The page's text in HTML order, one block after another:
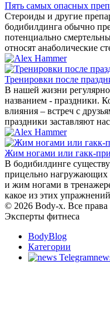
Пять самых опасных
Стероиды и другие
бодибилдинга обычно
потенциально
относят анаболические
Тренировки после
В нашей жизни
названием - праздники.
влияния – встреч с
праздники заставляют
Жим ногами или гакк-
В бодибилдинге
прицельно нагружающих
и жим ногами в
какое из этих
© 2026 Body-x. Все
Эксперты фитнеса
BodyBlog
Категории